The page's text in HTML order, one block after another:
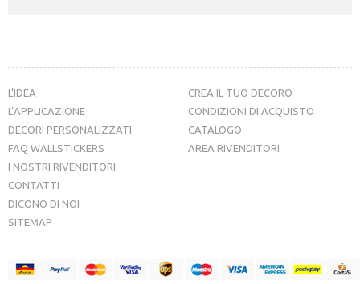
L’IDEA
L’APPLICAZIONE
DECORI PERSONALIZZATI
FAQ WALLSTICKERS
CREA IL TUO DECORO
CONDIZIONI DI ACQUISTO
CATALOGO
AREA RIVENDITORI
I NOSTRI RIVENDITORI
CONTATTI
DICONO DI NOI
SITEMAP